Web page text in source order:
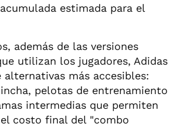
estimada para el
además de las versiones
utilizan los jugadores, Adidas
más accesibles:
pelotas de entrenamiento
intermedias que permiten
costo final del "combo